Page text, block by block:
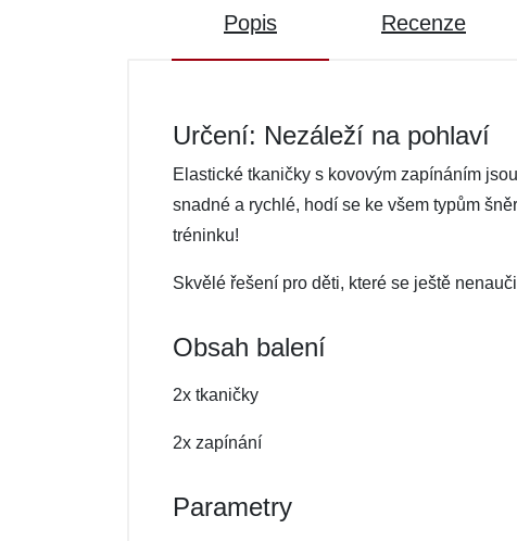
Popis Recenze
Určení: Nezáleží na pohlaví
Elastické tkaničky s kovovým zapínáním
snadné a rychlé, hodí se ke všem typům
tréninku!
Skvělé řešení pro děti, které se ještě
Obsah balení
2x tkaničky
2x zapínání
Parametry